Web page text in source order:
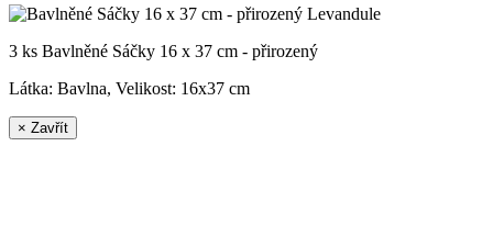
3 ks Bavlněné Sáčky 16 x 37 cm - přirozený
Látka: Bavlna, Velikost: 16x37 cm
× Zavřít